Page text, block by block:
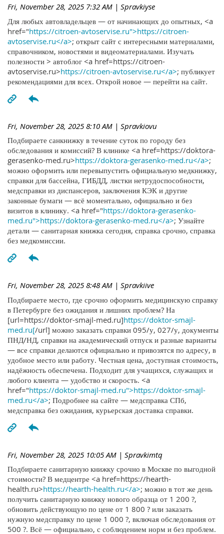
Fri, November 28, 2025 7:32 AM | Spravkiyse
Для любых автовладельцев — от начинающих до опытных, <a
href="https://citroen-avtoservise.ru">https://citroen-
avtoservise.ru</a>; открыт сайт с интересными материалами,
справочником, новостями и видеоматериалами. Изучать
полезности > автоблог <a href=https://citroen-
avtoservise.ru>https://citroen-avtoservise.ru</a>; публикует
рекомендациями для всех. Открой новое — перейти на сайт.
Fri, November 28, 2025 8:10 AM | Spravkiovu
Подбираете санкнижку в течение суток по городу без
обследования и комиссий? В клинике <a href=https://doktora-
gerasenko-med.ru>https://doktora-gerasenko-med.ru</a>;
можно оформить или перевыпустить официальную медкнижку,
справки для бассейна, ГИБДД, листки нетрудоспособности,
медсправки из диспансеров, заключения КЭК и другие
законные бумаги — всё моментально, официально и без
визитов в клинику. <a href="https://doktora-gerasenko-
med.ru">https://doktora-gerasenko-med.ru</a>; Узнайте
детали — санитарная книжка сегодня, справка срочно, справка
без медкомиссии.
Fri, November 28, 2025 8:48 AM | Spravkiive
Подбираете место, где срочно оформить медицинскую справку
в Петербурге без ожидания и лишних проблем? На
[url=https://doktor-smajl-med.ru]https://doktor-smajl-
med.ru[/url] можно заказать справки 095/у, 027/у, документы
ПНД/НД, справки на академический отпуск и разные варианты
— все справки делаются официально и привозятся по адресу, в
удобное место или работу. Честная цена, доступная стоимость,
надёжность обеспечена. Подходит для учащихся, служащих и
любого клиента — удобство и скорость. <a
href="https://doktor-smajl-med.ru">https://doktor-smajl-
med.ru</a>; Подробнее на сайте — медсправка СПб,
медсправка без ожидания, курьерская доставка справки.
Fri, November 28, 2025 10:05 AM | Spravkimtq
Подбираете санитарную книжку срочно в Москве по выгодной
стоимости? В медцентре <a href=https://hearth-
health.ru>https://hearth-health.ru</a>; можно в тот же день
получить санитарную книжку нового образца от 1 200 ?,
обновить действующую по цене от 1 800 ? или заказать
нужную медсправку по цене 1 000 ?, включая обследования от
500 ?. Всё — официально, с соблюдением норм и без проблем.